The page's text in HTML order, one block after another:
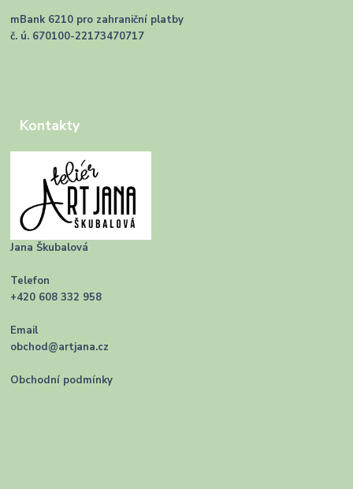
mBank 6210 pro zahraniční platby
č. ú. 670100-22173470717
Kontakty
Jana Škubalová
Telefon
+420 608 332 958
Email
obchod@artjana.cz
Obchodní podmínky